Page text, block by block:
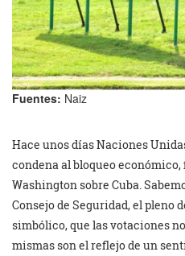
Fuentes: Naiz
Hace unos días Naciones
condena al bloqueo
Washington sobre Cuba.
Consejo de Seguridad, el pleno
simbólico, que las votaciones
mismas son el reflejo de un